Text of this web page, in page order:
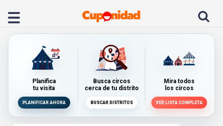
Planifica
tu visita
PLANIFICAR AHORA
Busca circos
cerca de tu distrito
BUSCAR DISTRITOS
Mira todos
los circos
VER LISTA COMPLETA